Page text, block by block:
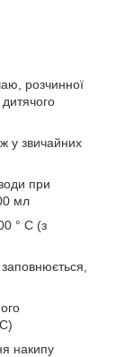
розчинної
у звичайних
при
мл
° C (з
накипу